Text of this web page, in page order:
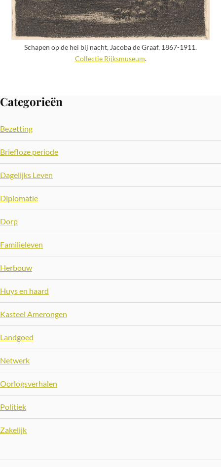
Schapen op de hei bij nacht, Jacoba de Graaf, 1867-1911.
Collectie Rijksmuseum.
Categorieën
Bezetting
Briefloze periode
Dagelijks Leven
Diplomatie
Dorp
Familieleven
Herbouw
Huys en haard
Kasteel Amerongen
Landgoed
Netwerk
Oorlogsverhalen
Politiek
Zakelijk